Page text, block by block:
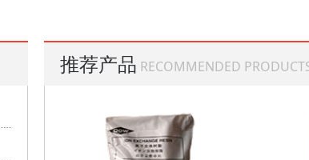
推荐产品 RECOMMENDED